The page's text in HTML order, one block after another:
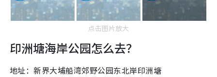
点击图片放大
印洲塘海岸公园怎么去？
地址：新界大埔船湾郊野公园东北岸印洲塘